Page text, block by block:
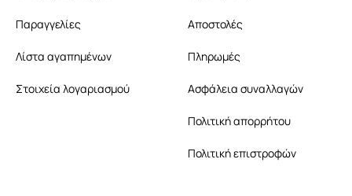
Παραγγελίες
Λίστα αγαπημένων
Στοιχεία λογαριασμού
Αποστολές
Πληρωμές
Ασφάλεια συναλλαγών
Πολιτική απορρήτου
Πολιτική επιστροφών